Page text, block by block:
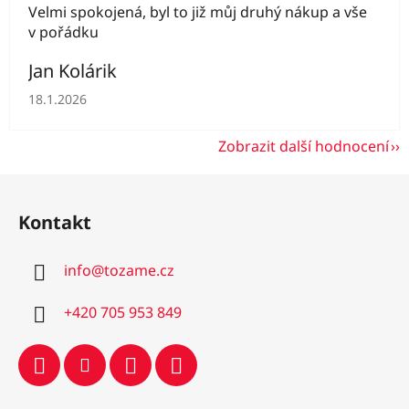
Velmi spokojená, byl to již můj druhý nákup a vše
v pořádku
Jan Kolárik
Hodnocení obchodu je 5 z 5 hvězdiček.
18.1.2026
Zobrazit další hodnocení
Kontakt
info@tozame.cz
+420 705 953 849